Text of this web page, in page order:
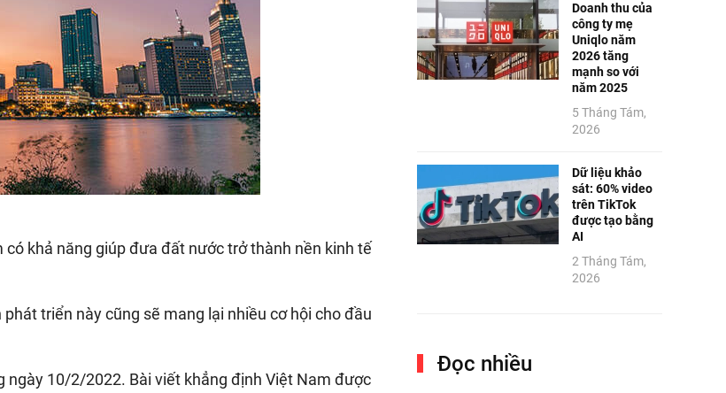
khả năng giúp đưa đất nước trở thành nền kinh tế
triển này cũng sẽ mang lại nhiều cơ hội cho đầu
10/2/2022. Bài viết khẳng định Việt Nam được
Doanh thu của
công ty mẹ
Uniqlo năm
2026 tăng
mạnh so với
năm 2025
5 Tháng Tám,
2026
Dữ liệu khảo
sát: 60% video
trên TikTok
được tạo bằng
AI
2 Tháng Tám,
2026
Đọc nhiều